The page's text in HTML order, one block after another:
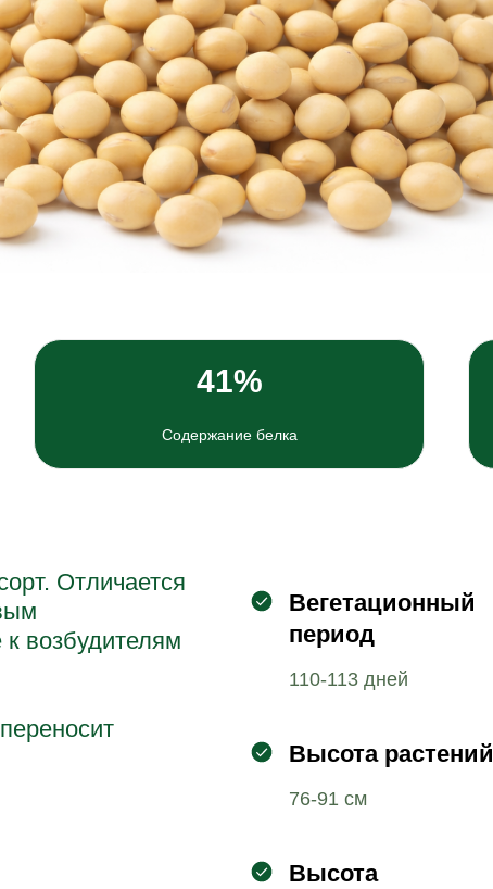
41%
Содержание белка
Отличается
возбудителям
Вегетационный
период
110-113 дней
Высота растений
76-91 см
Высота